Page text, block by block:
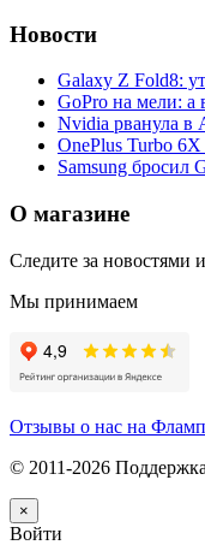
Новости
Galaxy Z Fold8:
GoPro на мели: а
Nvidia рванула в
OnePlus Turbo
Samsung бросил
О магазине
Следите за новостями
Мы принимаем
Отзывы о нас на
© 2011-2026
×
Войти